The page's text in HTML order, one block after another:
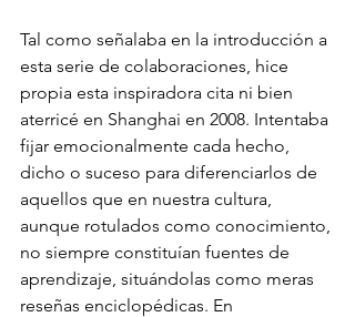
Tal como señalaba en la introducción a
esta serie de colaboraciones, hice
propia esta inspiradora cita ni bien
aterricé en Shanghai en 2008. Intentaba
fijar emocionalmente cada hecho,
dicho o suceso para diferenciarlos de
aquellos que en nuestra cultura,
aunque rotulados como conocimiento,
no siempre constituían fuentes de
aprendizaje, situándolas como meras
reseñas enciclopédicas. En